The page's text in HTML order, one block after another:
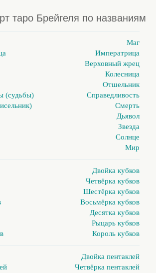
таро Брейгеля по названиям
Маг
Императрица
Верховный жрец
Колесница
Отшельник
(судьбы)
Справедливость
Смерть
Дьявол
Звезда
Солнце
Мир
Двойка кубков
Четвёрка кубков
Шестёрка кубков
Восьмёрка кубков
Десятка кубков
Рыцарь кубков
Король кубков
Двойка пентаклей
Четвёрка пентаклей